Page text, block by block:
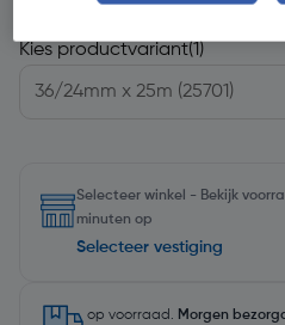
Kies productvariant(1)
Selecteer winkel - Bekijk
minuten op
Selecteer vestiging
op voorraad. Morgen